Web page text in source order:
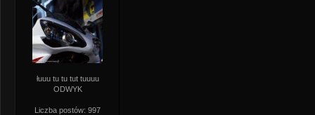
łuuu tu tu tut tuuuu
ODWYK
Liczba postów: 997